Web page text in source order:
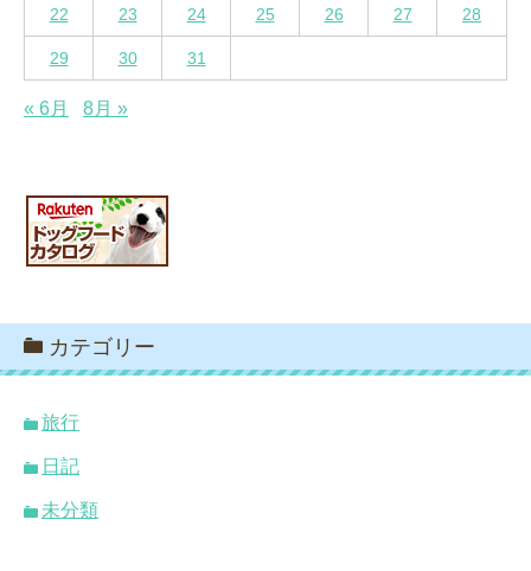
22 23 24 25 26 27 28
29 30 31
« 6月 8月 »
カテゴリー
旅行
日記
未分類